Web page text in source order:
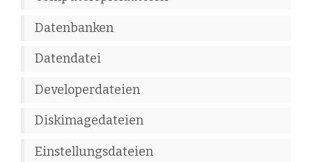
Datenbanken
Datendatei
Developerdateien
Diskimagedateien
Einstellungsdateien